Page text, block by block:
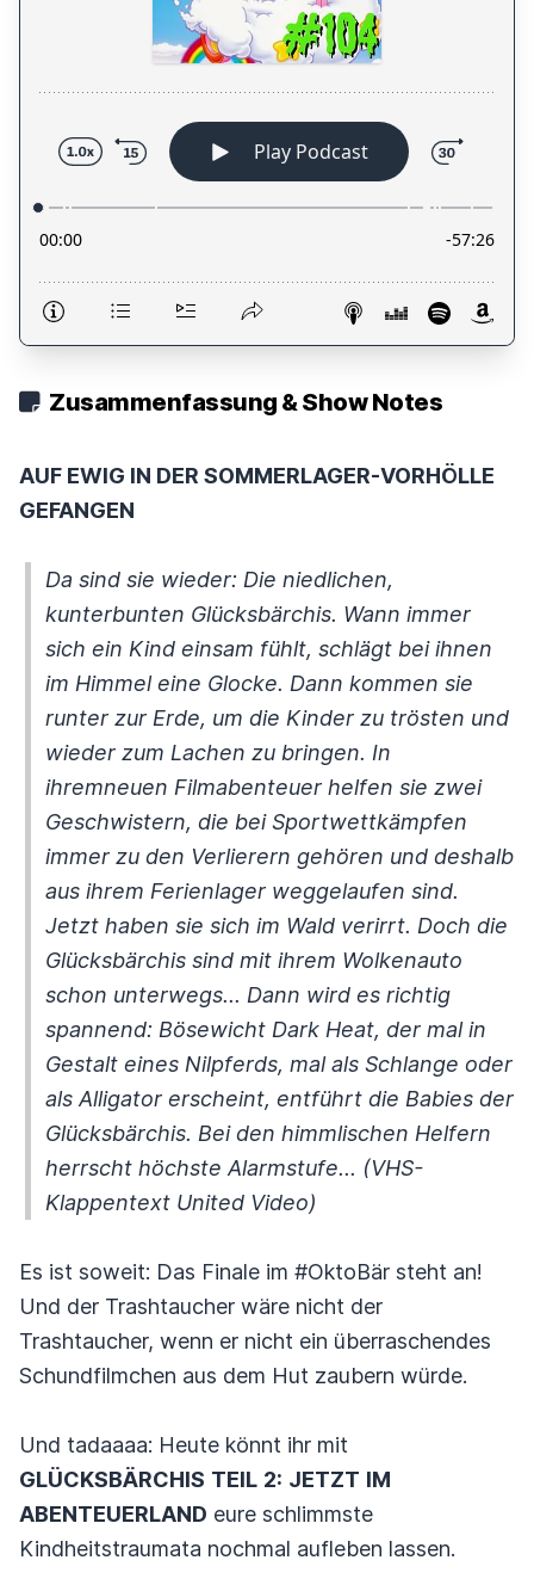
Zusammenfassung & Show Notes
AUF EWIG IN DER SOMMERLAGER-VORHÖLLE
GEFANGEN
Da sind sie wieder: Die niedlichen,
kunterbunten Glücksbärchis. Wann immer
sich ein Kind einsam fühlt, schlägt bei ihnen
im Himmel eine Glocke. Dann kommen sie
runter zur Erde, um die Kinder zu trösten und
wieder zum Lachen zu bringen. In
ihremneuen Filmabenteuer helfen sie zwei
Geschwistern, die bei Sportwettkämpfen
immer zu den Verlierern gehören und deshalb
aus ihrem Ferienlager weggelaufen sind.
Jetzt haben sie sich im Wald verirrt. Doch die
Glücksbärchis sind mit ihrem Wolkenauto
schon unterwegs... Dann wird es richtig
spannend: Bösewicht Dark Heat, der mal in
Gestalt eines Nilpferds, mal als Schlange oder
als Alligator erscheint, entführt die Babies der
Glücksbärchis. Bei den himmlischen Helfern
herrscht höchste Alarmstufe... (VHS-
Klappentext United Video)
Es ist soweit: Das Finale im #OktoBär steht an!
Und der Trashtaucher wäre nicht der
Trashtaucher, wenn er nicht ein überraschendes
Schundfilmchen aus dem Hut zaubern würde.
Und tadaaaa: Heute könnt ihr mit
GLÜCKSBÄRCHIS TEIL 2: JETZT IM
ABENTEUERLAND eure schlimmste
Kindheitstraumata nochmal aufleben lassen.